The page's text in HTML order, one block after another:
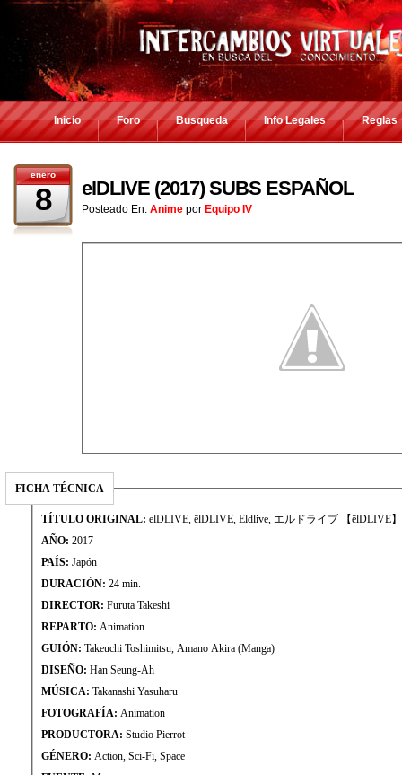
Inicio Foro Busqueda Info Legales Reglas
enero
8 elDLIVE (2017) SUBS ESPAÑOL
Posteado En: Anime por Equipo IV
FICHA TÉCNICA
TÍTULO ORIGINAL: elDLIVE, ēlDLIVE, Eldlive, エルドライブ 【ēlDLIVE】
AÑO: 2017
PAÍS: Japón
DURACIÓN: 24 min.
DIRECTOR: Furuta Takeshi
REPARTO: Animation
GUIÓN: Takeuchi Toshimitsu, Amano Akira (Manga)
DISEÑO: Han Seung-Ah
MÚSICA: Takanashi Yasuharu
FOTOGRAFÍA: Animation
PRODUCTORA: Studio Pierrot
GÉNERO: Action, Sci-Fi, Space